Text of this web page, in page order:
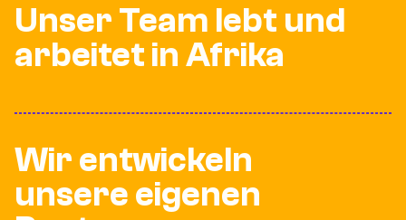
Unser Team lebt und
arbeitet in Afrika
Wir entwickeln
unsere eigenen